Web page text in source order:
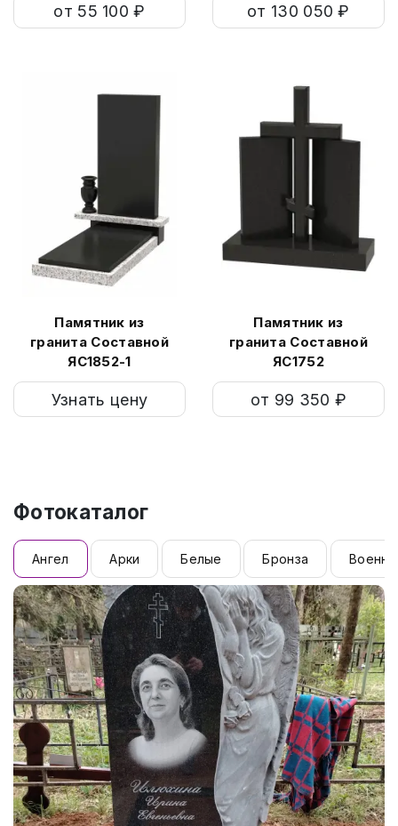
от 55 100 ₽ от 130 050 ₽
Памятник из
гранита Составной
ЯС1852-1
Узнать цену
Памятник из
гранита Составной
ЯС1752
от 99 350 ₽
Фотокаталог
Ангел Арки Белые Бронза